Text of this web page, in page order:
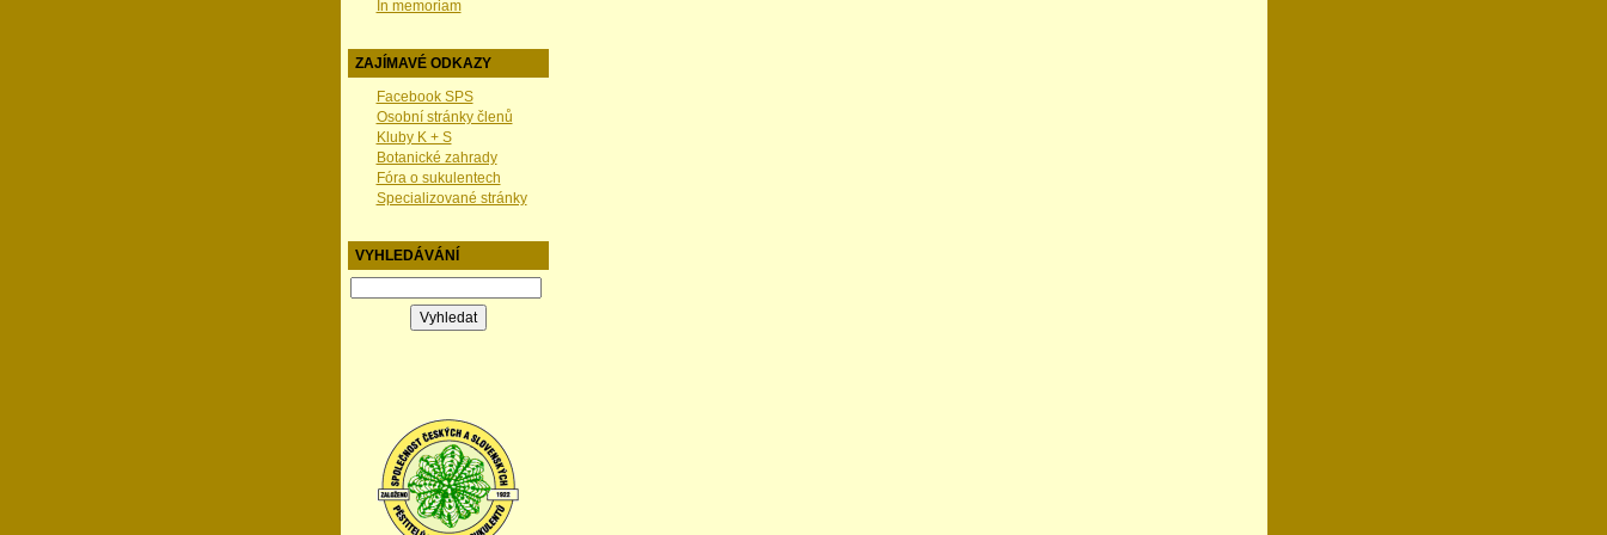
In memoriam
ZAJÍMAVÉ ODKAZY
Facebook SPS
Osobní stránky členů
Kluby K + S
Botanické zahrady
Fóra o sukulentech
Specializované stránky
VYHLEDÁVÁNÍ